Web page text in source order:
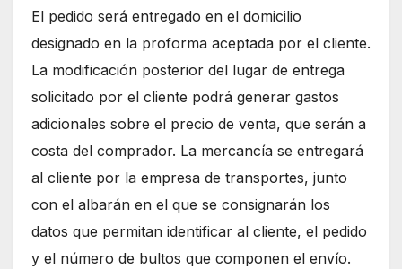
El pedido será entregado en el domicilio
designado en la proforma aceptada por el cliente.
La modificación posterior del lugar de entrega
solicitado por el cliente podrá generar gastos
adicionales sobre el precio de venta, que serán a
costa del comprador. La mercancía se entregará
al cliente por la empresa de transportes, junto
con el albarán en el que se consignarán los
datos que permitan identificar al cliente, el pedido
y el número de bultos que componen el envío.